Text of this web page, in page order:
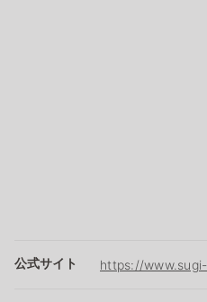
公式サイト https://